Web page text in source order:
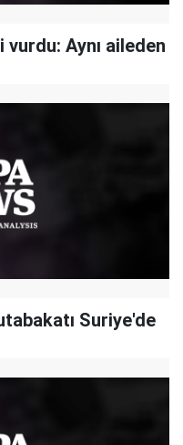
Aynı aileden
Suriye'de